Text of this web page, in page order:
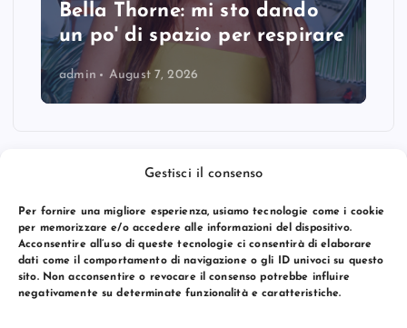
Gestisci il consenso
Per fornire una migliore esperienza, usiamo tecnologie come i cookie
per memorizzare e/o accedere alle informazioni del dispositivo.
Acconsentire all’uso di queste tecnologie ci consentirà di elaborare
dati come il comportamento di navigazione o gli ID univoci su questo
sito. Non acconsentire o revocare il consenso potrebbe influire
negativamente su determinate funzionalità e caratteristiche.
Bella Thorne: mi sto dando
un po' di spazio per respirare
admin August 7, 2026